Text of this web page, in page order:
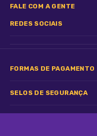
FALE COM A GENTE
REDES SOCIAIS
FORMAS DE PAGAMENTO
SELOS DE SEGURANÇA